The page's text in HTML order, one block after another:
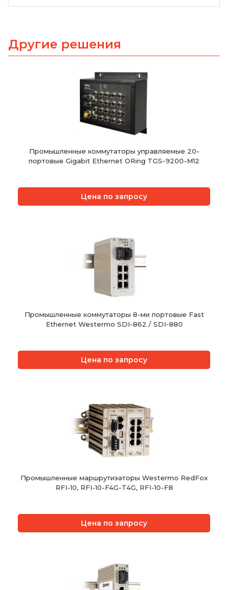
Другие решения
Промышленные коммутаторы управляемые 20-
портовые Gigabit Ethernet ORing TGS-9200-M12
Цена по запросу
Промышленные коммутаторы 8-ми портовые Fast
Ethernet Westermo SDI-862 / SDI-880
Цена по запросу
Промышленные маршрутизаторы Westermo RedFox
RFI-10, RFI-10-F4G-T4G, RFI-10-F8
Цена по запросу